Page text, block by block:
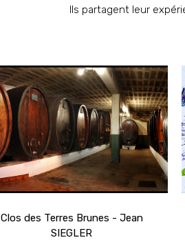
Ils partagent leur
Clos des Terres Brunes - Jean
SIEGLER